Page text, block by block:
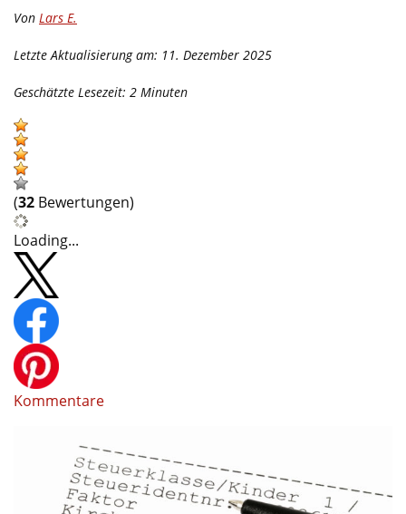
Von Lars E.
Letzte Aktualisierung am: 11. Dezember 2025
Geschätzte Lesezeit: 2 Minuten
(32 Bewertungen)
Loading...
Kommentare